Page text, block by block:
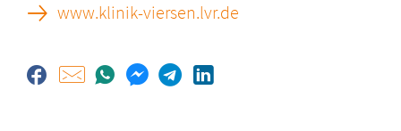
www.klinik-viersen.lvr.de